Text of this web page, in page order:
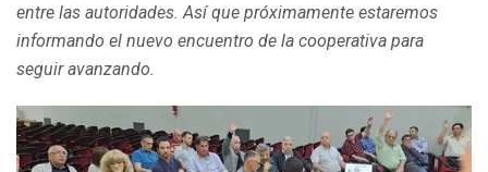
entre las autoridades. Así que próximamente estaremos
informando el nuevo encuentro de la cooperativa para
seguir avanzando.